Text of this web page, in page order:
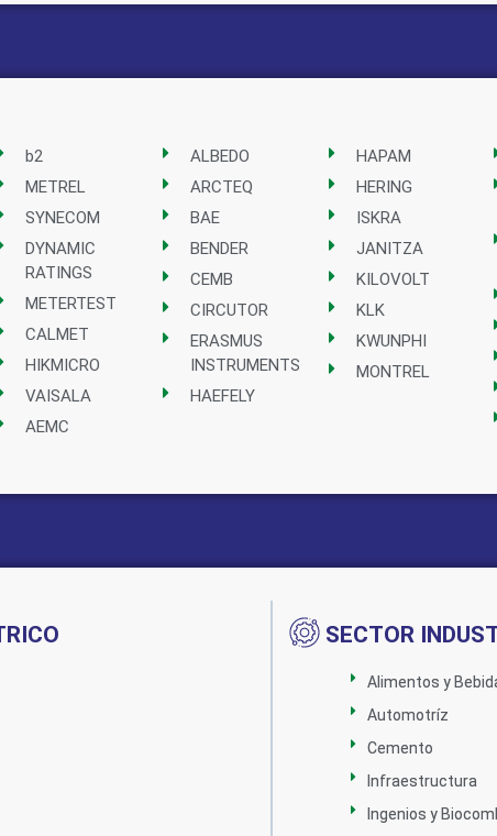
b2
METREL
SYNECOM
DYNAMIC
RATINGS
METERTEST
CALMET
HIKMICRO
VAISALA
AEMC
ALBEDO
ARCTEQ
BAE
BENDER
CEMB
CIRCUTOR
ERASMUS
INSTRUMENTS
HAEFELY
HAPAM
HERING
ISKRA
JANITZA
KILOVOLT
KLK
KWUNPHI
MONTREL
SECTOR
Alimentos y
Automotríz
Cemento
Infraestructura
Ingenios y